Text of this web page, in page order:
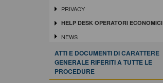
PRIVACY
HELP DESK OPERATORI ECONOMICI
NEWS
ATTI E DOCUMENTI DI CARATTERE
GENERALE RIFERITI A TUTTE LE
PROCEDURE